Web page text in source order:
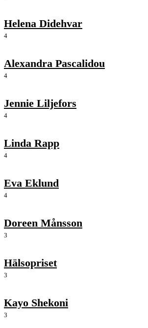
Helena Didehvar
4
Alexandra Pascalidou
4
Jennie Liljefors
4
Linda Rapp
4
Eva Eklund
4
Doreen Månsson
3
Hälsopriset
3
Kayo Shekoni
3